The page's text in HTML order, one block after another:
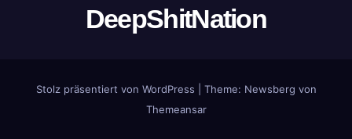
DeepShitNation
Stolz präsentiert von WordPress Theme: Newsberg von
Themeansar